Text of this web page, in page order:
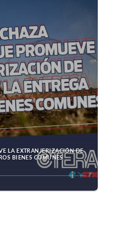
LA EXTRANJERIZACIÓN DE
BIENES COMUNES